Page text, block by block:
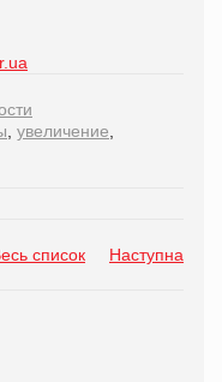
увеличение
список Наступна